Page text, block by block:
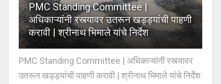
PMC Standing Committee |
अधिकाऱ्यांनी रस्त्यावर उतरून खड्ड्यांची पाहणी
करावी | श्रीनाथ भिमाले यांचे निर्देश
PMC Standing Committee | अधिकाऱ्यांनी रस्त्यावर
उतरून खड्ड्यांची पाहणी करावी | श्रीनाथ भिमाले यांचे निर्देश